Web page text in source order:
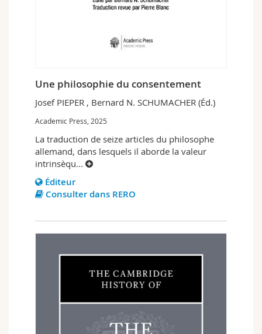
Une philosophie du consentement
Josef PIEPER , Bernard N. SCHUMACHER (Éd.)
Academic Press, 2025
La traduction de seize articles du philosophe
allemand, dans lesquels il aborde la valeur
intrinsèqu...
Éditeur
Consulter dans RERO